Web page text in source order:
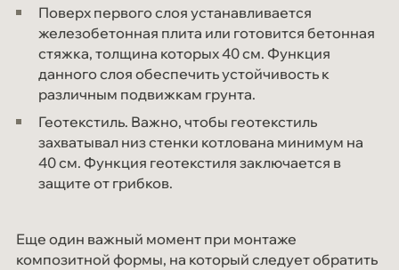
Поверх первого слоя устанавливается
железобетонная плита или готовится бетонная
стяжка, толщина которых 40 см. Функция
данного слоя обеспечить устойчивость к
различным подвижкам грунта.
Геотекстиль. Важно, чтобы геотекстиль
захватывал низ стенки котлована минимум на
40 см. Функция геотекстиля заключается в
защите от грибков.
Еще один важный момент при монтаже
композитной формы, на который следует обратить